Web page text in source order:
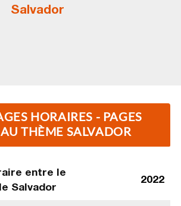
Salvador
HORAIRES - PAGES
THÈME SALVADOR
entre le
Salvador
2022